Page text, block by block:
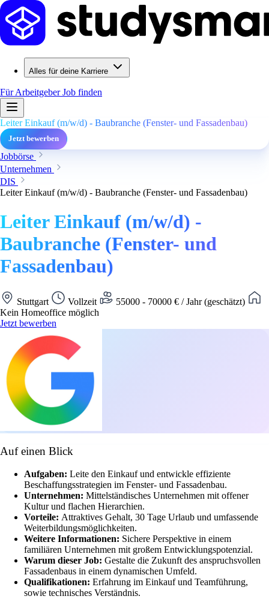
Alles für deine Karriere
Für ArbeitgeberJob finden
Leiter Einkauf (m/w/d) - Baubranche (Fenster- und Fassadenbau)
Jetzt bewerben
Jobbörse
Unternehmen
DIS
Leiter Einkauf (m/w/d) - Baubranche (Fenster- und Fassadenbau)
Leiter Einkauf (m/w/d) -
Baubranche (Fenster- und
Fassadenbau)
Stuttgart Vollzeit
55000 - 70000 € / Jahr (geschätzt)
Kein Homeoffice möglich
Jetzt bewerben
Auf einen Blick
Aufgaben: Leite den Einkauf und entwickle effiziente
Beschaffungsstrategien im Fenster- und Fassadenbau.
Unternehmen: Mittelständisches Unternehmen mit offener
Kultur und flachen Hierarchien.
Vorteile: Attraktives Gehalt, 30 Tage Urlaub und umfassende
Weiterbildungsmöglichkeiten.
Weitere Informationen: Sichere Perspektive in einem
familiären Unternehmen mit großem Entwicklungspotenzial.
Warum dieser Job: Gestalte die Zukunft des anspruchsvollen
Fassadenbaus in einem dynamischen Umfeld.
Qualifikationen: Erfahrung im Einkauf und Teamführung,
sowie technisches Verständnis.